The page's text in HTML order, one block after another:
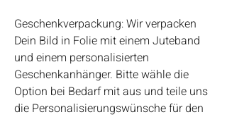
Geschenkverpackung: Wir verpacken
Dein Bild in Folie mit einem Juteband
und einem personalisierten
Geschenkanhänger. Bitte wähle die
Option bei Bedarf mit aus und teile uns
die Personalisierungswünsche für den